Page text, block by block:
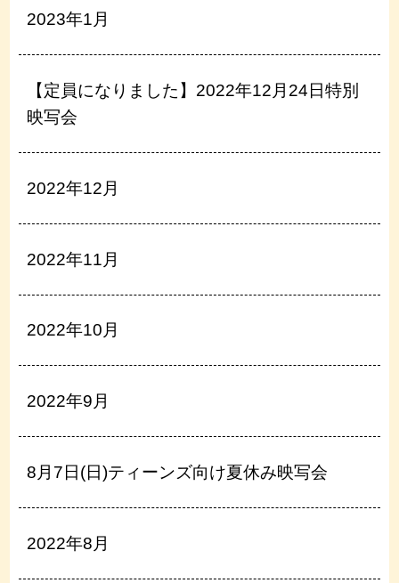
2023年1月
【定員になりました】2022年12月24日特別
映写会
2022年12月
2022年11月
2022年10月
2022年9月
8月7日(日)ティーンズ向け夏休み映写会
2022年8月